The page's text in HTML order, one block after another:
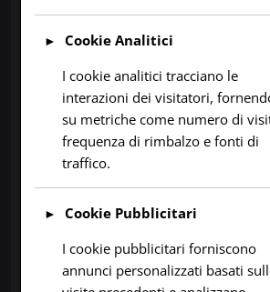
Sarà la giornata più difficile. Il
stretto trasformerà la
Vento Tempestoso:Raffiche
Scirocco spazzeranno la fascia
sud dell’isola. Attese punte
km/hsu
anche a140 km/hsulle creste
Gennargentu.
Mareggiate:Il mare, molto
provocherà violente
►
Cookie Analitici
I cookie analitici tracciano le
interazioni dei visitatori,
su metriche come numero di
frequenza di rimbalzo e fonti di
traffico.
►
Cookie Pubblicitari
I cookie pubblicitari forniscono
annunci personalizzati basati